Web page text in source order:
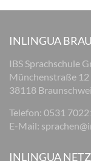
INLINGUA
IBS Sprachschule
Münchenstraße 12
38118
Telefon: 0531
E-Mail:
INLINGUA